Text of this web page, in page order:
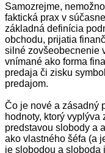
Samozrejme,
faktická prax v
základná definícia
obchodu, prijatia
silné zovšeobecnenie
vnímané ako forma
predaja či zisku
predajom.
Čo je nové a zásadný
hodnoty, ktorý
predstavou slobody a
ako vlastného šéfa (a
je slobodou a sloboda